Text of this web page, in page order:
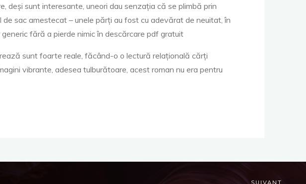
deși sunt interesante, uneori dau senzația că se plimbă prin
sac amestecat – unele părți au fost cu adevărat de neuitat, în
fără a pierde nimic în descărcare pdf gratuit
sunt foarte reale, făcând-o o lectură relațională cărți
vibrante, adesea tulburătoare, acest roman nu era pentru
SUIVANT